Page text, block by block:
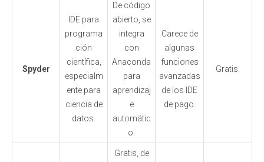
Spyder
IDE para
programa
ción
científica,
especialm
ente para
ciencia de
datos.
De código
abierto, se
integra
con
Anaconda
para
aprendizaj
e
automátic
o.
Carece de
algunas
funciones
avanzadas
de los IDE
de pago.
Gratis.
Gratis, de